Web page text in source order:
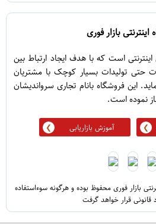
اینترنتی بازار فوری
اینترنتی است که با هدف ایجاد ارتباط بین
حتی تولیدات بسیار کوچک با مشتریان
این فروشگاه بانام تجاری سرواندیشان
آموزش بازاریابی
بازار فوری محفوظ بوده و هرگونه سوءاستفاده
قانونی قرار خواهد گرفت